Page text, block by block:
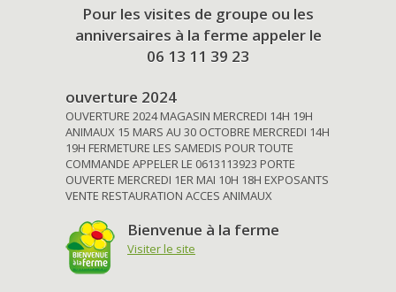
Pour les visites de groupe ou les
anniversaires à la ferme appeler le
06 13 11 39 23
ouverture 2024
OUVERTURE 2024 MAGASIN MERCREDI 14H 19H
ANIMAUX 15 MARS AU 30 OCTOBRE MERCREDI 14H
19H FERMETURE LES SAMEDIS POUR TOUTE
COMMANDE APPELER LE 0613113923 PORTE
OUVERTE MERCREDI 1ER MAI 10H 18H EXPOSANTS
VENTE RESTAURATION ACCES ANIMAUX
Bienvenue à la ferme
Visiter le site